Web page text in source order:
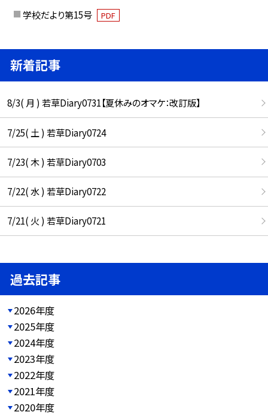
学校だより第15号 PDF
新着記事
8/3( 月 ) 若草Diary0731【夏休みのオマケ：改訂版】
7/25( 土 ) 若草Diary0724
7/23( 木 ) 若草Diary0703
7/22( 水 ) 若草Diary0722
7/21( 火 ) 若草Diary0721
過去記事
2026年度
2025年度
2024年度
2023年度
2022年度
2021年度
2020年度